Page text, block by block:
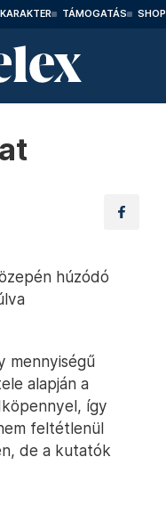
KARAKTER TÁMOGATÁS SHOP
húzódó
mennyiségű
alapján a
így
feltétlenül
de a kutatók